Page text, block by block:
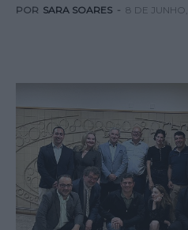
POR SARA SOARES - 8 DE